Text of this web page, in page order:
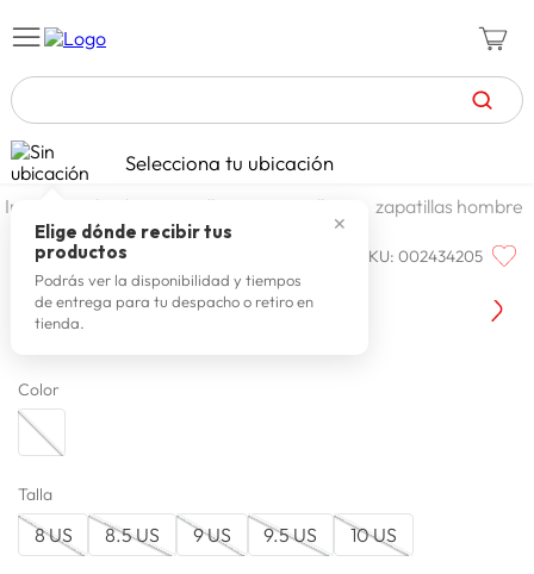
TÉRMINOS MÁS BUSCADOS
1. celulares
2. zapatillas mujer
3. zapatillas hombre
4. moda
6.
7.
9. lavadora
10. spiderman
Selecciona tu ubicación
✕
Elige dónde recibir tus
productos
Podrás ver la disponibilidad y tiempos
de entrega para tu despacho o retiro en
tienda.
calzado y zapatillas zapatillas zapatillas hombre
REEBOK SKU:002434205
Reebok Zapatilla 100210049
Color
Talla
8 US 8.5 US 9 US 9.5 US 10 US